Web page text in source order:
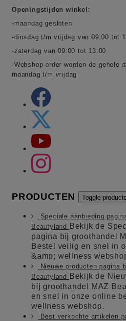
Openingstijden winkel:
-maandag gesloten
-dinsdag t/m vrijdag van 09:00 tot
-zaterdag van 09:00 tot 13:00
-Webshop order worden de gehele
maandag t/m vrijdag
PRODUCTEN Toggle
Speciale aanbieding
Beautyland
Bekijk de
pagina bij groothandel
Bestel veilig en snel in
&amp; wellness
Nieuwe producten pagina
Beautyland
Bekijk de
bij groothandel MAZ
en snel in onze online
wellness webshop.
Best verkochte artikelen